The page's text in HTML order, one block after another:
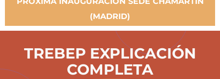
(MADRID)
TREBEP EXPLICACIÓN
COMPLETA